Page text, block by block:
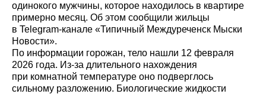
одинокого мужчины, которое находилось в квартире
примерно месяц. Об этом сообщили жильцы
в Telegram-канале «Типичный Междуреченск Мыски
Новости».
По информации горожан, тело нашли 12 февраля
2026 года. Из-за длительного нахождения
при комнатной температуре оно подверглось
сильному разложению. Биологические жидкости